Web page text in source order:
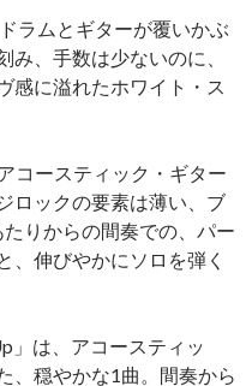
ラムとギターが覆いかぶ
み、手数は少ないのに、
感に溢れたホワイト・ス
コースティック・ギター
ロックの要素は薄い、ブ
りからの間奏での、パー
、伸びやかにソロを弾く
」は、アコースティッ
、穏やかな1曲。間奏から